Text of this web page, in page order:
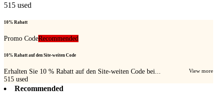
515 used
10% Rabatt
Promo CodeRecommended
10% Rabatt auf den Site-weiten Code
Erhalten Sie 10 % Rabatt auf den Site-weiten Code bei... View more
515 used
Recommended